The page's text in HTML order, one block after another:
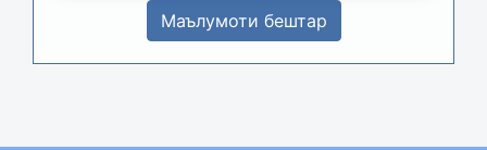
Маълумоти бештар